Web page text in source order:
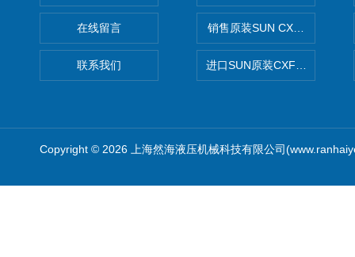
在线留言
联系我们
销售原装SUN CXJAXCN全
进口SUN原装CXFAXCN导压
Copyright © 2026 上海然海液压机械科技有限公司